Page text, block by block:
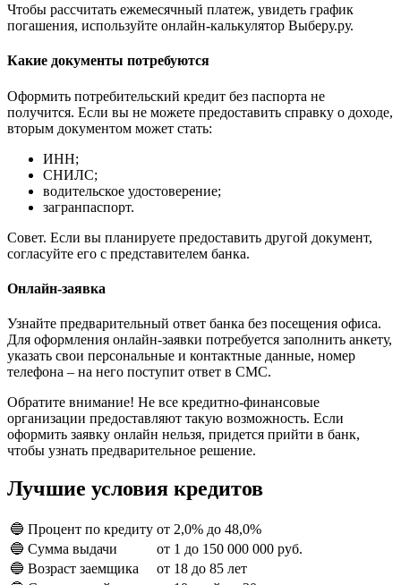
Чтобы рассчитать ежемесячный платеж, увидеть график
погашения, используйте онлайн-калькулятор Выберу.ру.
Какие документы потребуются
Оформить потребительский кредит без паспорта не
получится. Если вы не можете предоставить справку о доходе,
вторым документом может стать:
ИНН;
СНИЛС;
водительское удостоверение;
загранпаспорт.
Совет. Если вы планируете предоставить другой документ,
согласуйте его с представителем банка.
Онлайн-заявка
Узнайте предварительный ответ банка без посещения офиса.
Для оформления онлайн-заявки потребуется заполнить анкету,
указать свои персональные и контактные данные, номер
телефона – на него поступит ответ в СМС.
Обратите внимание! Не все кредитно-финансовые
организации предоставляют такую возможность. Если
оформить заявку онлайн нельзя, придется прийти в банк,
чтобы узнать предварительное решение.
Лучшие условия кредитов
🔵 Процент по кредиту от 2,0% до 48,0%
🔵 Сумма выдачи
от 1 до 150 000 000 руб.
🔵 Возраст заемщика
от 18 до 85 лет